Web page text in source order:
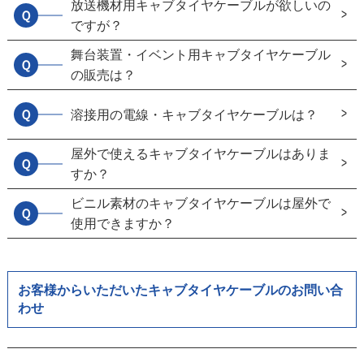
Ｑ
放送機材用キャブタイヤケーブルが欲しいの
ですが？
Ｑ
舞台装置・イベント用キャブタイヤケーブル
の販売は？
Ｑ 溶接用の電線・キャブタイヤケーブルは？
Ｑ
屋外で使えるキャブタイヤケーブルはありま
すか？
Ｑ
ビニル素材のキャブタイヤケーブルは屋外で
使用できますか？
お客様からいただいたキャブタイヤケーブルのお問い合
わせ